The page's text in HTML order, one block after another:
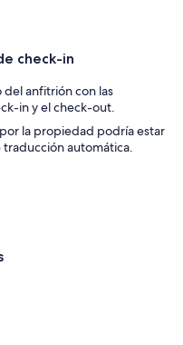
check-in
del anfitrión con las
in y el check-out.
la propiedad podría estar
automática.